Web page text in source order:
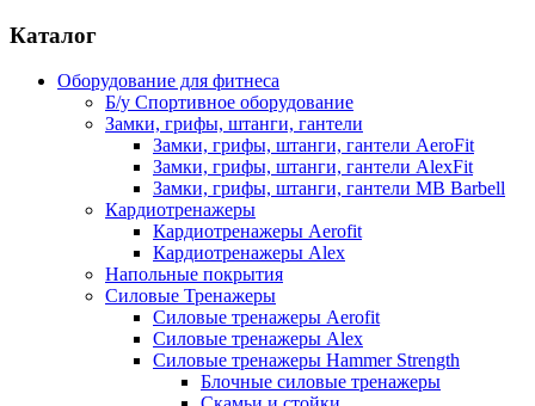
Каталог
Оборудование для фитнеса
Б/у Спортивное оборудование
Замки, грифы, штанги, гантели
Замки, грифы, штанги, гантели AeroFit
Замки, грифы, штанги, гантели AlexFit
Замки, грифы, штанги, гантели MB Barbell
Кардиотренажеры
Кардиотренажеры Aerofit
Кардиотренажеры Alex
Напольные покрытия
Силовые Тренажеры
Силовые тренажеры Aerofit
Силовые тренажеры Alex
Силовые тренажеры Hammer Strength
Блочные силовые тренажеры